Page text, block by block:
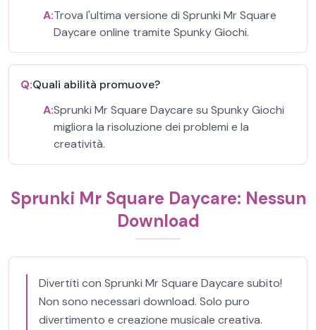
A:Trova l'ultima versione di Sprunki Mr Square
Daycare online tramite Spunky Giochi.
Q:Quali abilità promuove?
A:Sprunki Mr Square Daycare su Spunky Giochi
migliora la risoluzione dei problemi e la
creatività.
Sprunki Mr Square Daycare: Nessun
Download
Divertiti con Sprunki Mr Square Daycare subito!
Non sono necessari download. Solo puro
divertimento e creazione musicale creativa.